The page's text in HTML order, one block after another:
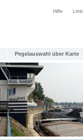
Hilfe
Pegelauswahl über Karte